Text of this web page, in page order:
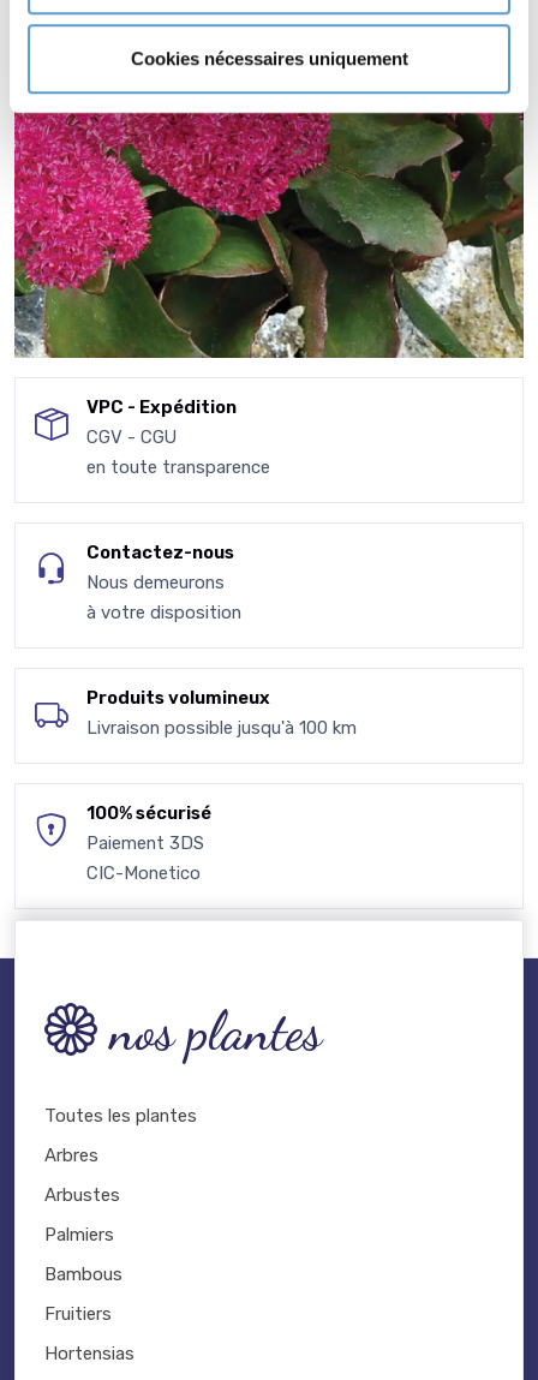
Cookies nécessaires uniquement
VPC - Expédition
CGV - CGU
en toute transparence
Contactez-nous
Nous demeurons
à votre disposition
Produits volumineux
Livraison possible jusqu'à 100 km
100% sécurisé
Paiement 3DS
CIC-Monetico
nos plantes
Toutes les plantes
Arbres
Arbustes
Palmiers
Bambous
Fruitiers
Hortensias